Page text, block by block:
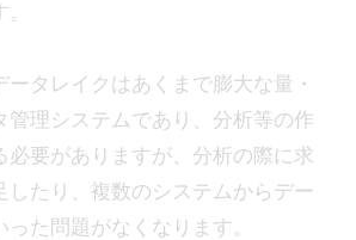
ータレイクはあくまで膨大な量・
管理システムであり、分析等の作
必要がありますが、分析の際に求
したり、複数のシステムからデー
った問題がなくなります。